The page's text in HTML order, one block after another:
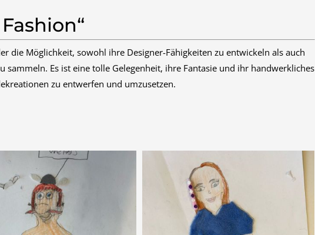
die Möglichkeit, sowohl ihre Designer-Fähigkeiten zu entwickeln als auch
sammeln. Es ist eine tolle Gelegenheit, ihre Fantasie und ihr handwerkliches
zu entwerfen und umzusetzen.